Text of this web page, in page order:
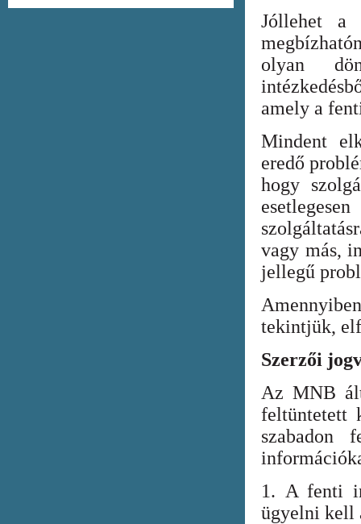
Jóllehet a
olyan
amely a
Mindent
eredő
hogy
vagy más,
jellegű
tekintjük,
Szerzői
Az MNB
feltüntetett
szabadon
1. A fenti
ügyelni kell